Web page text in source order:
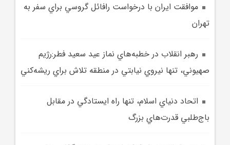
موافقت ايران با درخواست رافائل گروسي براي سفر به
تهران
رهبر انقلاب در خطبه‌هاي نماز عيد سعيد فطر:رژيم
صهيوني، تنها نيروي نيابتي در منطقه تلاش براي ريشه‌کني
اتحاد دنياي اسلام، تنها راه ايستادگي در مقابل
باج‌طلبي قدرت‌هاي بزرگ